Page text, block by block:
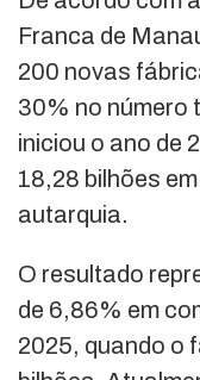
Franca de
200 novas
30% no número
iniciou o ano de
18,28 bilhões
autarquia.
O resultado
de 6,86% em
2025, quando o